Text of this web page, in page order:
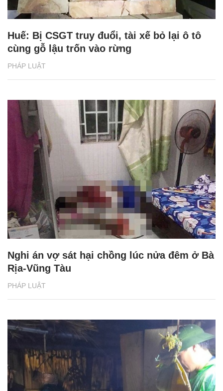
PHÁP LUẬT
Huế: Bị CSGT truy đuổi, tài xế bỏ lại ô tô
cùng gỗ lậu trốn vào rừng
PHÁP LUẬT
Nghi án vợ sát hại chồng lúc nửa đêm ở Bà
Rịa-Vũng Tàu